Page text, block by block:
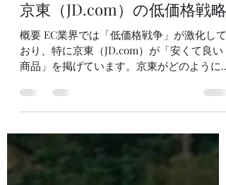
2024年6月18日
読了時間: 4分
京東（JD.com）の低価格戦略
概要 EC業界では「低価格戦争」が激化して
商品」を掲げています。京東がどのようにし
て品質を保ちながら低価格を実現している
うな影響を与えているかを詳述しています。
京東の低価格戦争の背景...